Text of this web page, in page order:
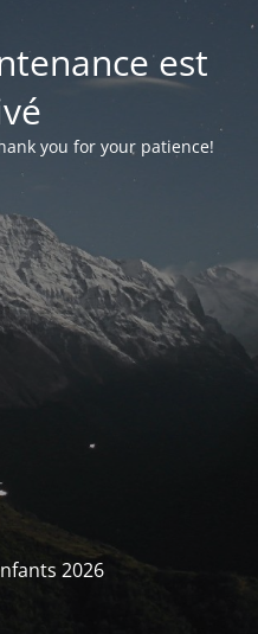
est
you for your patience!
2026